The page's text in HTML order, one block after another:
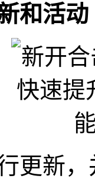
和活动
更新